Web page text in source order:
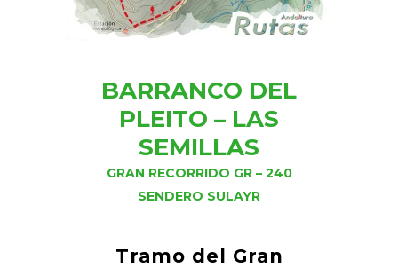
BARRANCO DEL
PLEITO – LAS
SEMILLAS
GRAN RECORRIDO GR – 240
SENDERO SULAYR
Tramo del Gran